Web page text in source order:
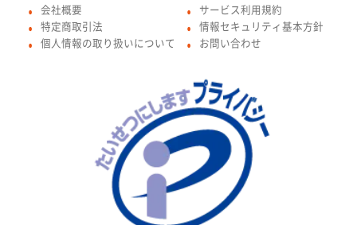
● 会社概要
● 特定商取引法
● 個人情報の取り扱いについて
● サービス利用規約
● 情報セキュリティ基本方針
● お問い合わせ